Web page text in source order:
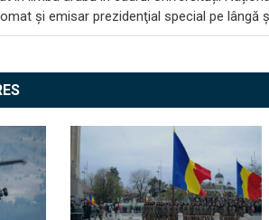
și emisar prezidenţial special pe lângă